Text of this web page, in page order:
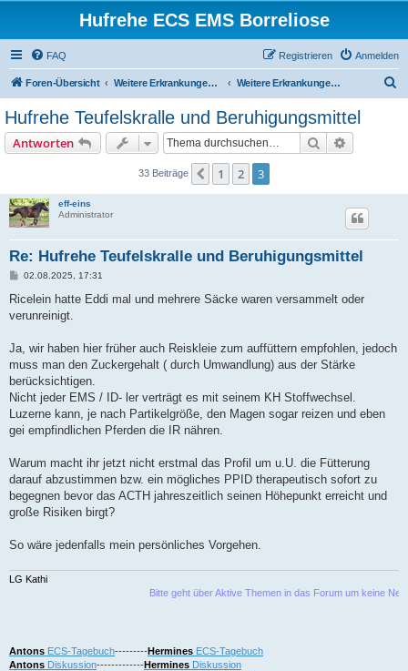
Hufrehe ECS EMS Borreliose
FAQ Anmelden
Registrieren
Foren-Übersicht Weitere Erkrankungen und Anatomie Weitere Erkrankungen und Anatomie
Hufrehe Teufelskralle und Beruhigungsmittel
Antworten Suche
33 Beiträge Vorherige
1 2 3
eff-eins
Administrator
Re: Hufrehe Teufelskralle und Beruhigungsmittel
B
i
r
02.08.2025, 17:31
Ricelein hatte Eddi mal und mehrere Säcke waren versammelt oder
verunreinigt.
Ja, wir haben hier früher auch Reiskleie zum auffüttern empfohlen, jedoch
muss man den Zuckergehalt ( durch Umwandlung) aus der Stärke
berücksichtigen.
Nicht jeder EMS / ID- ler verträgt es mit seinem KH Stoffwechsel.
Luzerne kann, je nach Partikelgröße, den Magen sogar reizen und eben
gei empfindlichen Pferden die IR nähren.
Warum macht ihr jetzt nicht erstmal das Profil um u.U. die Fütterung
darauf abzustimmen bzw. ein mögliches PPID therapeutisch sofort zu
begegnen bevor das ACTH jahreszeitlich seinen Höhepunkt erreicht und
große Risiken birgt?
So wäre jedenfalls mein persönliches Vorgehen.
LG Kathi
Bitte geht über Aktive Themen in das Forum um keine
Antons ECS-Tagebuch---------Hermines ECS-Tagebuch
Antons Diskussion-------------Hermines Diskussion